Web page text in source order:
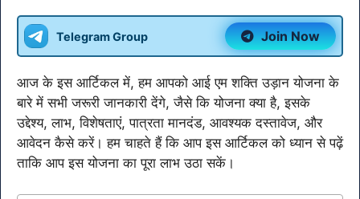
Telegram Group Join Now
आज के इस आर्टिकल में, हम आपको आई एम शक्ति उड़ान योजना के
बारे में सभी जरूरी जानकारी देंगे, जैसे कि योजना क्या है, इसके
उद्देश्य, लाभ, विशेषताएं, पात्रता मानदंड, आवश्यक दस्तावेज, और
आवेदन कैसे करें। हम चाहते हैं कि आप इस आर्टिकल को ध्यान से पढ़ें
ताकि आप इस योजना का पूरा लाभ उठा सकें।